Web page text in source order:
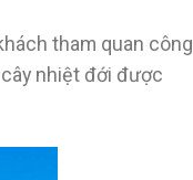
tham quan công
nhiệt đới được